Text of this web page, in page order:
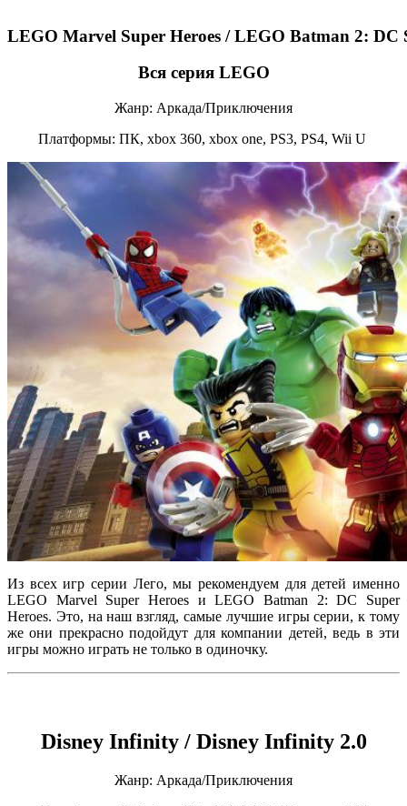
LEGO Marvel Super Heroes / LEGO Batman 2: DC
Вся серия LEGO
Жанр: Аркада/Приключения
Платформы: ПК, xbox 360, xbox one, PS3, PS4, Wii U
Из всех игр серии Лего, мы рекомендуем для детей именно
LEGO Marvel Super Heroes и LEGO Batman 2: DC Super
Heroes. Это, на наш взгляд, самые лучшие игры серии, к тому
же они прекрасно подойдут для компании детей, ведь в эти
игры можно играть не только в одиночку.
Disney Infinity / Disney Infinity 2.0
Жанр: Аркада/Приключения